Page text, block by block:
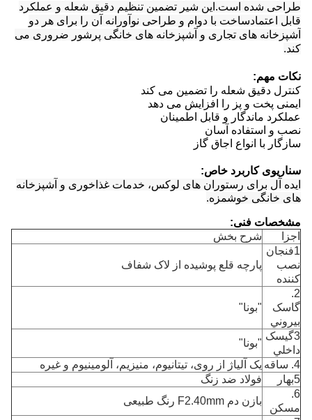
طراحی شده است.این شیر تضمین تنظیم دقیق شعله و عملکرد
قابل اعتمادساخت با دوام و طراحی نوآورانه آن را برای هر دو
آشپزخانه های تجاری و آشپزخانه های خانگی پرشور ضروری می
کند.
نکات مهم:
کنترل دقیق شعله را تضمین می کند
ایمنی پخت و پز را افزایش می دهد
عملکرد ماندگار و قابل اطمینان
نصب و استفاده آسان
سازگار با انواع اجاق گاز
سناریوی کاربرد خاص:
ایده آل برای رستوران های لوکس، خدمات غذاخوری و آشپزخانه
های خانگی خوشمزه.
مشخصات فنی:
اجزا
شرح بخش
1فنجان
نصب
کننده
پارچه قلع پوشیده از لاک شفاف
2.
گاسک
بيروني
"بونا"
3گيسک
داخلي
"بونا"
4. ساقه
یک آلیاژ از روی، تیتانیوم، منیزیم، آلومینیوم و غیره
5بهار
فولاد ضد زنگ
6.
مسکن
بازن دم F2.40mm رنگ طبیعی